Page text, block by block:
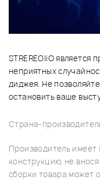
STREREO|iO
неприятных
диджея. Не
остановить ваше
Страна-
Производитель
конструкцию, не
сборки товара может